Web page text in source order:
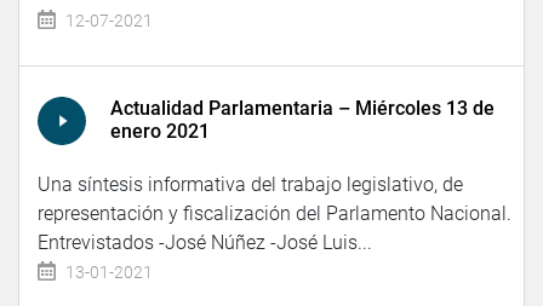
12-07-2021
Actualidad Parlamentaria – Miércoles 13 de
enero 2021
Una síntesis informativa del trabajo legislativo, de
representación y fiscalización del Parlamento Nacional.
Entrevistados -José Núñez -José Luis...
13-01-2021